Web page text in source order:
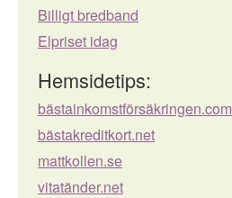
Billigt bredband
Elpriset idag
Hemsidetips:
bästainkomstförsäkringen.com
bästakreditkort.net
mattkollen.se
vitatänder.net